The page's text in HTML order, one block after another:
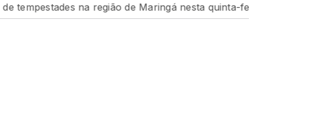
na região de Maringá nesta quinta-feira, 6 Hospital da Criança